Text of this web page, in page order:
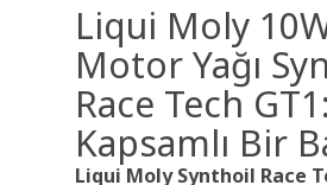
Liqui Moly
Motor Yağı
Race Tech GT1:
Kapsamlı Bir
Liqui Moly Synthoil Race